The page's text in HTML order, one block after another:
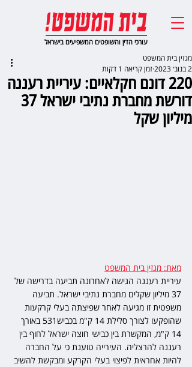
עורכי הדין והשופטים המשפיעים בישראל
220 דונם חקלאיים: עיריית רעננה
דורשת מחברת נתיבי ישראל 37
מיליון שקל
מגזין בית המשפט
2 בנוב׳ 2023
זמן קריאה 1 דקות
מאת: מגזין בית המשפט
עיריית רעננה הגישה לאחרונה תביעה בדרישה של
37 מיליון שקלים מחברת נתיבי ישראל. תביעה
משפטית זו מגיעה לאחר שפיצתה בעלי קרקעות
שהופקעו לצורך סלילת 14 ק"מ בכביש531 באורך
14 ק"מ, המקשרת בין כבישי חוצה ישראל לחוף בין
רעננה להרצליה. העירייה טוענת כי על החברה
להיות אחראית לפיצוי בעלי הקרקע ומבקשת להשיב